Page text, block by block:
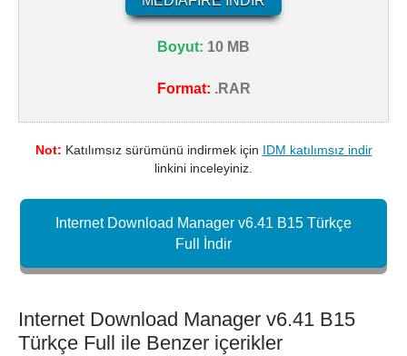
Boyut: 10 MB
Format: .RAR
Not: Katılımsız sürümünü indirmek için IDM katılımsız indir
linkini inceleyiniz.
Internet Download Manager v6.41 B15 Türkçe
Full İndir
Internet Download Manager v6.41 B15
Türkçe Full ile Benzer içerikler